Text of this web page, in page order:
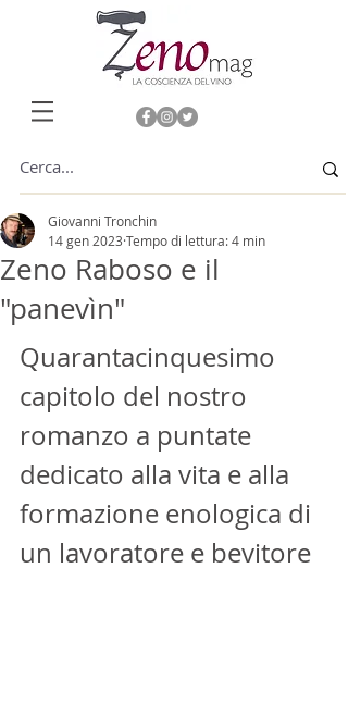
Zeno Raboso e il
"panevìn"
Giovanni Tronchin
14 gen 2023 Tempo di lettura: 4 min
Quarantacinquesimo
capitolo del nostro
romanzo a puntate
dedicato alla vita e alla
formazione enologica di
un lavoratore e bevitore